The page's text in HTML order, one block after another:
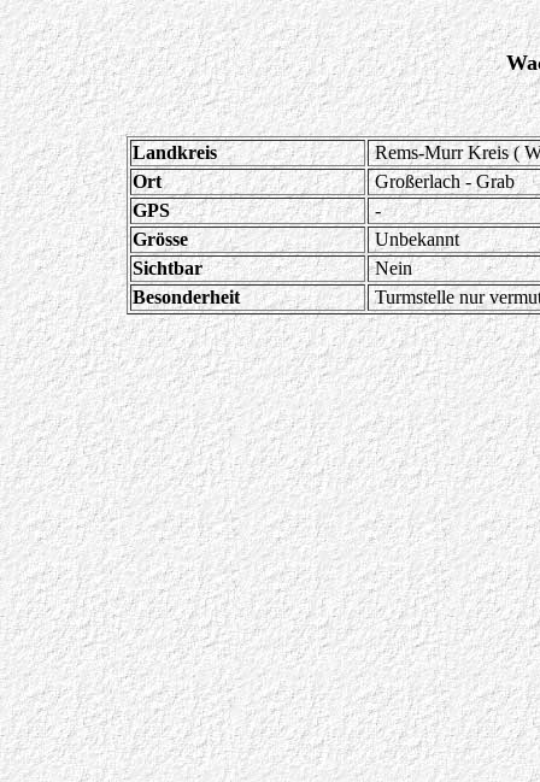
Landkreis
Rems-Murr Kreis (
Ort
Großerlach - Grab
GPS
-
Grösse
Unbekannt
Sichtbar
Nein
Besonderheit
Turmstelle nur